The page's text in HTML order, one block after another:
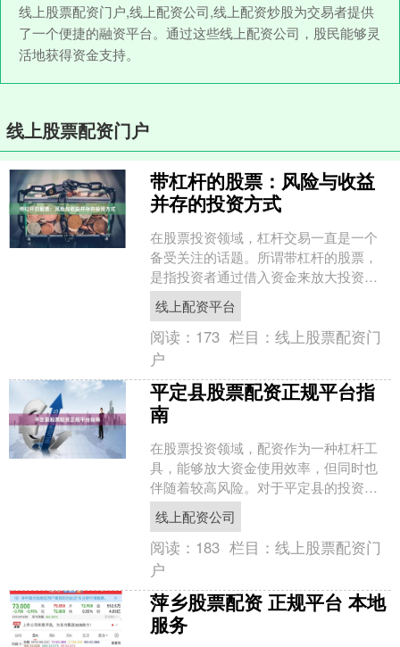
线上股票配资门户,线上配资公司,线上配资炒股为交易者提供
了一个便捷的融资平台。通过这些线上配资公司，股民能够灵
活地获得资金支持。
线上股票配资门户
带杠杆的股票：风险与收益
并存的投资方式
在股票投资领域，杠杆交易一直是一个
备受关注的话题。所谓带杠杆的股票，
是指投资者通过借入资金来放大投资规
模，从而在股价波动中获取更高收益或
承担更大损失的一种投资方....
线上配资平台
阅读： 173 栏目：线上股票配资门
户
平定县股票配资正规平台指
南
在股票投资领域，配资作为一种杠杆工
具，能够放大资金使用效率，但同时也
伴随着较高风险。对于平定县的投资者
而言，选择一家正规、合法的配资平台
至关重要。本文将为您梳理....
线上配资公司
阅读： 183 栏目：线上股票配资门
户
萍乡股票配资 正规平台 本地
服务